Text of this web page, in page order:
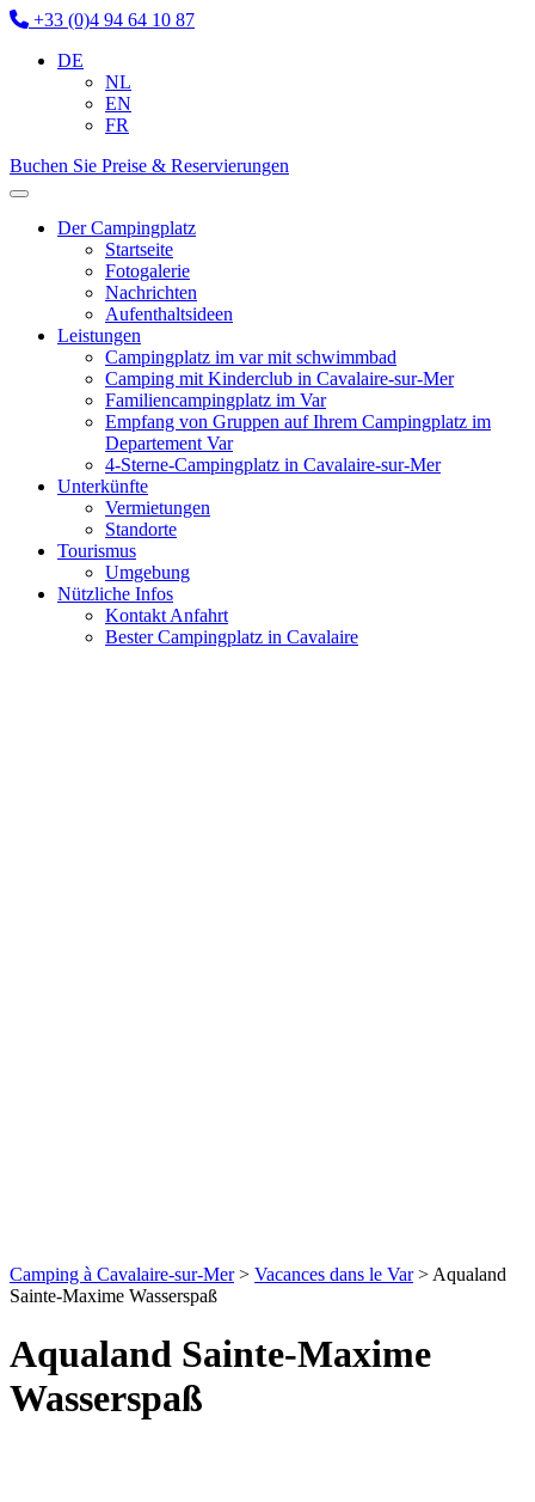
+33 (0)4 94 64 10 87
DE
NL
EN
FR
Buchen Sie Preise & Reservierungen
Der Campingplatz
Startseite
Fotogalerie
Nachrichten
Aufenthaltsideen
Leistungen
Campingplatz im var mit schwimmbad
Camping mit Kinderclub in Cavalaire-sur-Mer
Familiencampingplatz im Var
Empfang von Gruppen auf Ihrem Campingplatz im
Departement Var
4-Sterne-Campingplatz in Cavalaire-sur-Mer
Unterkünfte
Vermietungen
Standorte
Tourismus
Umgebung
Nützliche Infos
Kontakt Anfahrt
Bester Campingplatz in Cavalaire
Camping à Cavalaire-sur-Mer> Vacances dans le Var> Aqualand
Sainte-Maxime Wasserspaß
Aqualand Sainte-Maxime
Wasserspaß